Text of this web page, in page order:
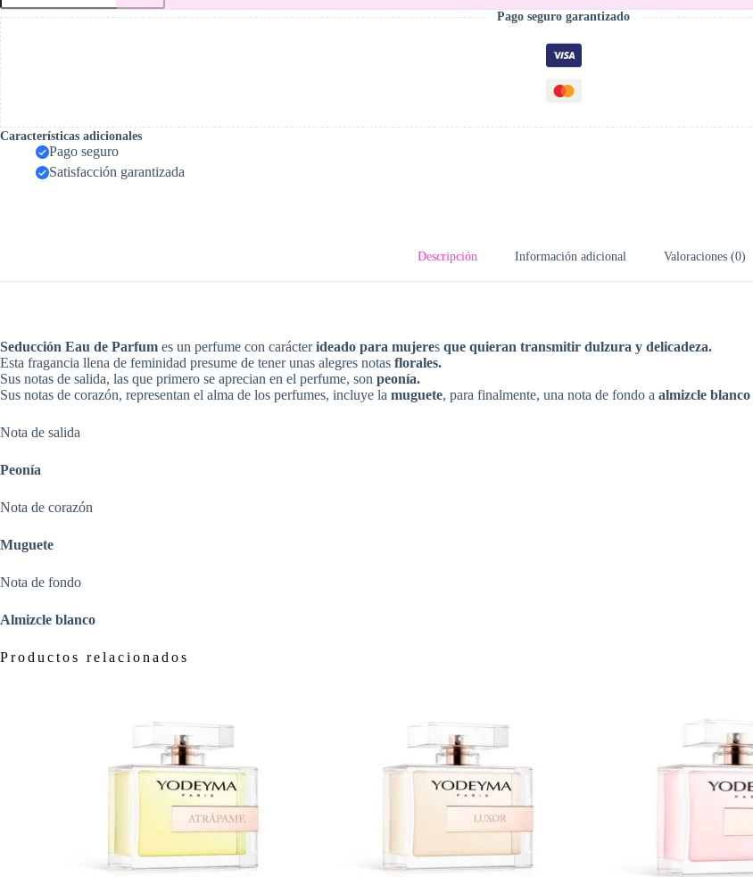
Pago seguro garantizado
Características adicionales
Pago seguro
Satisfacción garantizada
Descripción Información adicional Valoraciones (0)
Seducción Eau de Parfum es un perfume con carácterideado para mujeres que quieran transmitir dulzura y delicadeza.
Esta fragancia llena de feminidad presume de tener unas alegres notas florales.
Sus notas de salida, las que primero se aprecian en el perfume, son peonía.
Sus notas de corazón, representan el alma de los perfumes, incluye la muguete, para finalmente, una nota de fondo a almizcle blanco
Nota de salida
Peonía
Nota de corazón
Muguete
Nota de fondo
Almizcle blanco
Productos relacionados